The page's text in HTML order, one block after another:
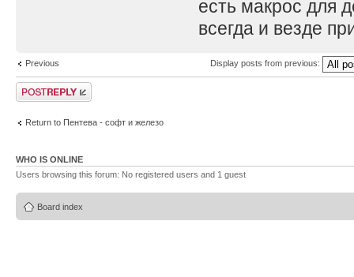
есть макрос для
всегда и везде
Previous Display posts from previous:
Post a reply
Return to Пентева - софт и железо
WHO IS ONLINE
Users browsing this forum: No registered users and 1 guest
Board index